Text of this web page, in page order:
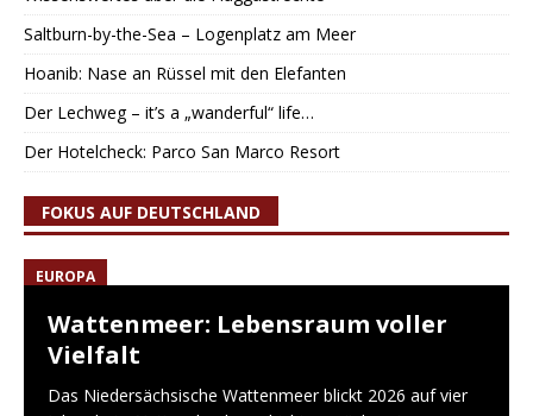
Saltburn-by-the-Sea – Logenplatz am Meer
Hoanib: Nase an Rüssel mit den Elefanten
Der Lechweg – it’s a „wanderful“ life…
Der Hotelcheck: Parco San Marco Resort
FOKUS AUF DEUTSCHLAND
EUROPA
Wattenmeer: Lebensraum voller
Vielfalt
Das Niedersächsische Wattenmeer blickt 2026 auf vier